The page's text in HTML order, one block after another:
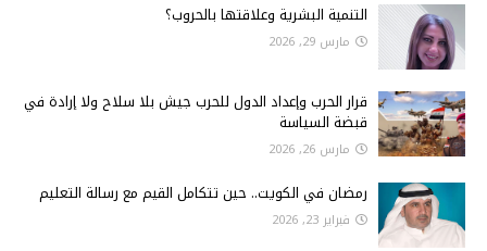
التنمية البشرية وعلاقتها بالحروب؟
مارس 29, 2026
قرار الحرب وإعداد الدول للحرب جيش بلا سلاح ولا إرادة في
قبضة السياسة
مارس 26, 2026
رمضان في الكويت.. حين تتكامل القيم مع رسالة التعليم
فبراير 23, 2026